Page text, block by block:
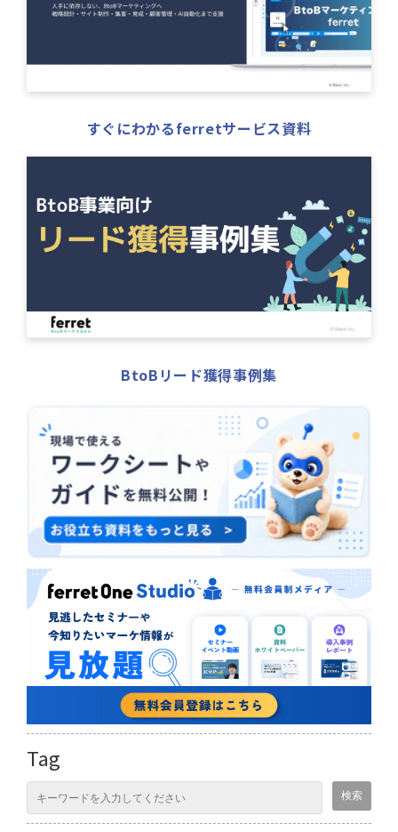
すぐにわかるferretサービス資料
BtoBリード獲得事例集
Tag